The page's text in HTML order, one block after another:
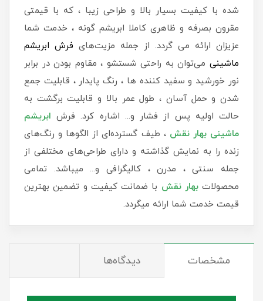
شده با کیفیت بسیار بالا و طراحی زیبا ، که با قیمتی
مقرون بصرفه و ظاهری کاملا ابریشم گونه ، خدمت شما
عزیزان ارائه می گردد. از جمله مزیت‌های فرش ابریشم
ماشینی می‌توان به راحتی شستشو ، مقاوم بودن در برابر
نور خورشید و سفید کننده ها ، رنگ پایدار ، قابلیت جمع
شدن و حمل آسان ، طول عمر بالا و قابلیت برگشت به
حالت اولیه پس از فشار و... اشاره کرد. فرش ابریشم
ماشینی بهار نقش، طیف گسترده‌ای از الگوها و رنگ‌های
زنده را به نمایش گذاشته و دارای طراحی‌های مختلفی از
جمله سنتی ، مدرن ، کالیگرافی و... میباشد. تمامی
محصولاتبهار نقش با ضمانت کیفیت و تضمین بهترین
قیمت خدمت شما ارائه میگردد.
مشخصات دیدگاه‌ها